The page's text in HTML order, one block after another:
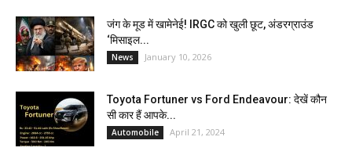
जंग के मूड में खामेनेई! IRGC को खुली छूट, अंडरग्राउंड
‘मिसाइल...
News January 10, 2026
Toyota Fortuner vs Ford Endeavour: देखें कौन
सी कार हैं आपके...
Automobile April 21, 2024